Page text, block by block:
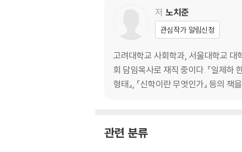
저 노치준
관심작가 알림신청
고려대학교 사회학과, 서울대학교 대
회 담임목사로 재직 중이다. 『일제하
형태』, 『신학이란 무엇인가』 등의 책
관련 분류